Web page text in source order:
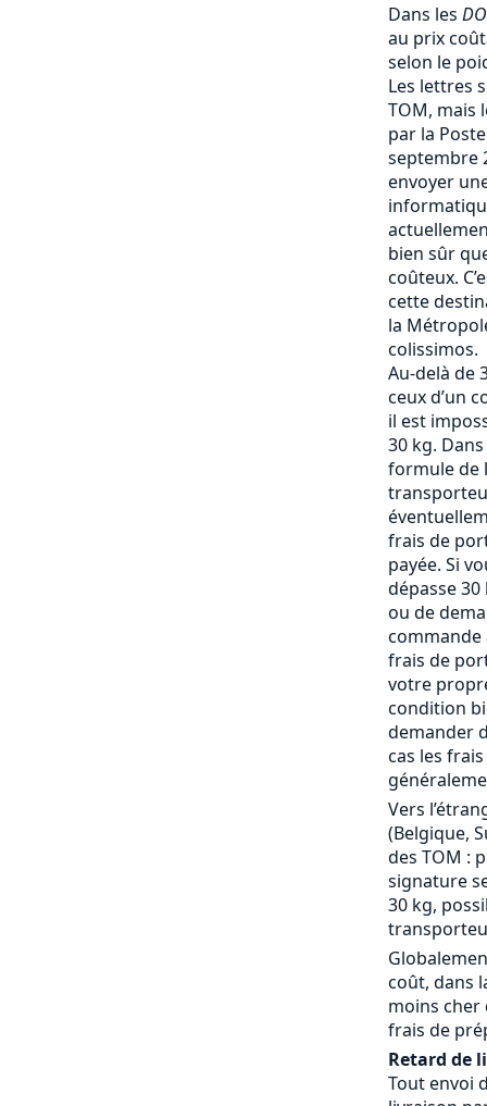
Dans les
au prix
selon le
Les lettres
TOM, mais
par la
septembre
envoyer
bien sûr
coûteux.
cette
la
colissimos.
Au-delà de
ceux d’un
il est
30 kg.
formule de
frais de
payée. Si
dépasse
ou de
commande
frais de
votre
condition
demander
cas les
Vers
(Belgique,
des TOM :
signature
30 kg,
coût, dans
moins cher
frais de
Retard de
Tout envoi